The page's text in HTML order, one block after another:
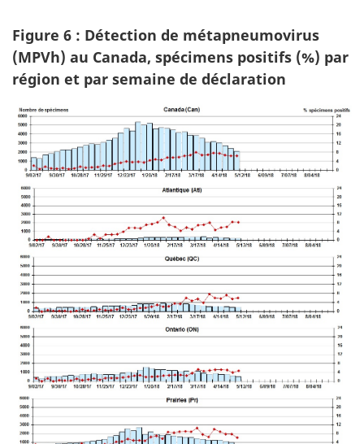
Figure 6 : Détection de métapneumovirus
(MPVh) au Canada, spécimens positifs (%) par
région et par semaine de déclaration